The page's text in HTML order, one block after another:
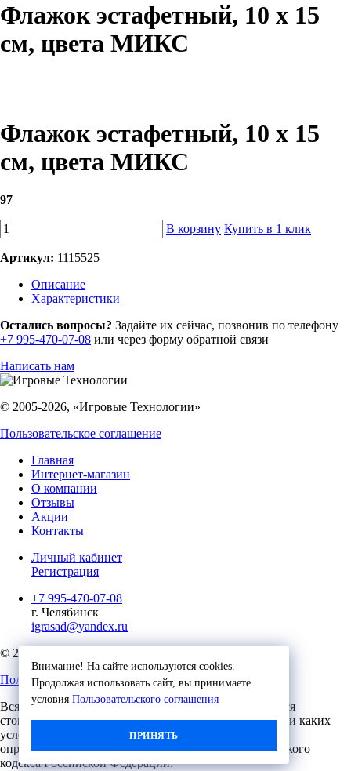
Флажок эстафетный, 10 х 15
см, цвета МИКС
Флажок эстафетный, 10 х 15
см, цвета МИКС
97
В корзину Купить в 1 клик
Артикул: 1115525
Описание
Характеристики
Внимание! На сайте используются cookies.
Продолжая использовать сайт, вы принимаете
условия Пользовательского соглашения
ПРИНЯТЬ
Остались вопросы? Задайте их сейчас, позвонив по телефону
+7 995-470-07-08 или через форму обратной связи
Написать нам
© 2005-2026, «Игровые Технологии»
Пользовательское соглашение
Главная
Интернет-магазин
О компании
Отзывы
Акции
Контакты
Личный кабинет
Регистрация
+7 995-470-07-08
г. Челябинск
igrasad@yandex.ru
© 2023, Игровые Технологии
Пользовательское соглашение
Вся представленная на сайте информация, касающаяся
стоимости, носит информационный характер и ни при каких
условиях не является публичной офертой,
определяемой положениями Статьи 437 (2) Гражданского
кодекса Российской Федерации.